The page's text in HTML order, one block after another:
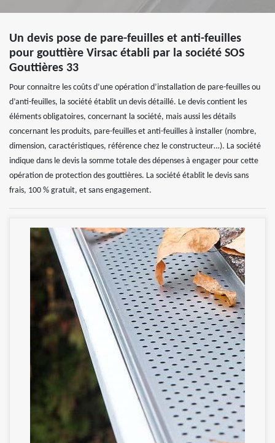
Un devis pose de pare-feuilles et anti-feuilles
pour gouttière Virsac établi par la société SOS
Gouttières 33
Pour connaitre les coûts d’une opération d’installation de pare-feuilles ou
d’anti-feuilles, la société établit un devis détaillé. Le devis contient les
éléments obligatoires, concernant la société, mais aussi les détails
concernant les produits, pare-feuilles et anti-feuilles à installer (nombre,
dimension, caractéristiques, référence chez le constructeur…). La société
indique dans le devis la somme totale des dépenses à engager pour cette
opération de protection des gouttières. La société établit le devis sans
frais, 100 % gratuit, et sans engagement.